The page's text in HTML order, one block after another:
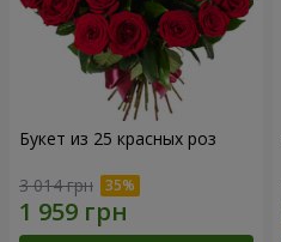
Букет из 25 красных роз
3 014 грн